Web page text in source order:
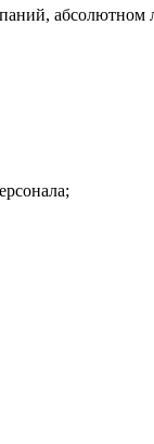
абсолютном